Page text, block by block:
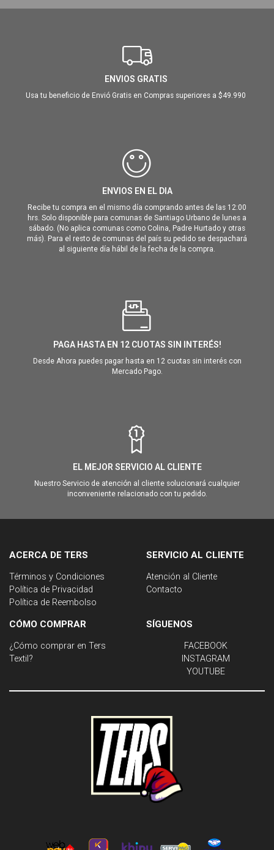
ENVIOS GRATIS
Usa tu beneficio de Envió Gratis en Compras superiores a $49.990
ENVIOS EN EL DIA
Recibe tu compra en el mismo día comprando antes de las 12:00
hrs. Solo disponible para comunas de Santiago Urbano de lunes a
sábado. (No aplica comunas como Colina, Padre Hurtado y otras
más). Para el resto de comunas del país su pedido se despachará
al siguiente día hábil de la fecha de la compra.
PAGA HASTA EN 12 CUOTAS SIN INTERÉS!
Desde Ahora puedes pagar hasta en 12 cuotas sin interés con
Mercado Pago.
EL MEJOR SERVICIO AL CLIENTE
Nuestro Servicio de atención al cliente solucionará cualquier
inconveniente relacionado con tu pedido.
ACERCA DE TERS
Términos y Condiciones
Política de Privacidad
Política de Reembolso
SERVICIO AL CLIENTE
Atención al Cliente
Contacto
CÓMO COMPRAR
¿Cómo comprar en Ters
Textil?
SÍGUENOS
FACEBOOK
INSTAGRAM
YOUTUBE